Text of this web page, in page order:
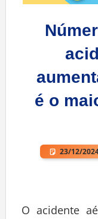
é o
23/12/
O acidente